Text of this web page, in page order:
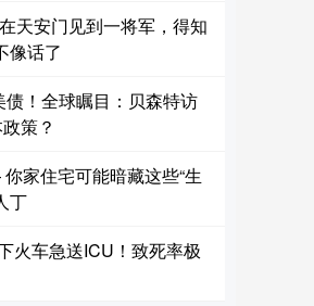
天安门见到一将军，得知
像话了
！全球瞩目：贝森特访
策？
家住宅可能暗藏这些“生
丁
火车急送ICU！致死率极